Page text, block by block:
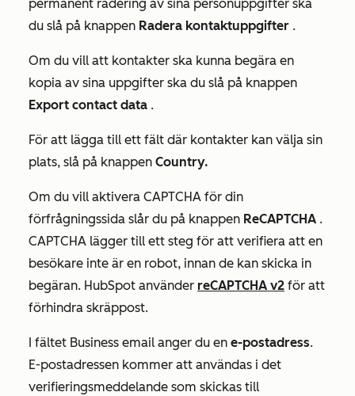
permanent radering av sina personuppgifter ska
du slå på knappen Radera kontaktuppgifter .
Om du vill att kontakter ska kunna begära en
kopia av sina uppgifter ska du slå på knappen
Export contact data .
För att lägga till ett fält där kontakter kan välja sin
plats, slå på knappen Country.
Om du vill aktivera CAPTCHA för din
förfrågningssida slår du på knappen ReCAPTCHA .
CAPTCHA lägger till ett steg för att verifiera att en
besökare inte är en robot, innan de kan skicka in
begäran. HubSpot använder reCAPTCHA v2 för att
förhindra skräppost.
I fältet Business email anger du en e-postadress.
E-postadressen kommer att användas i det
verifieringsmeddelande som skickas till